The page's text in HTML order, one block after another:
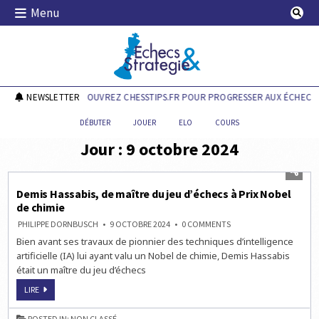
Skip
Menu
Echecs & Stratégie
NEWSLETTERDÉCOUVREZ CHESSTIPS.FR POUR PROGRESSER AUX ÉCHECS !
DÉBUTER JOUER ELO COURS
Jour : 9 octobre 2024
Demis Hassabis, de maître du jeu d’échecs à Prix Nobel
de chimie
PHILIPPE DORNBUSCH 9 OCTOBRE 2024 0 COMMENTSON
DE
DU
DE
Bien avant ses travaux de pionnier des techniques d’intelligence
artificielle (IA) lui ayant valu un Nobel de chimie, Demis Hassabis
était un maître du jeu d’échecs
LIREDEMIS HASSABIS,
MAÎTRE
DU